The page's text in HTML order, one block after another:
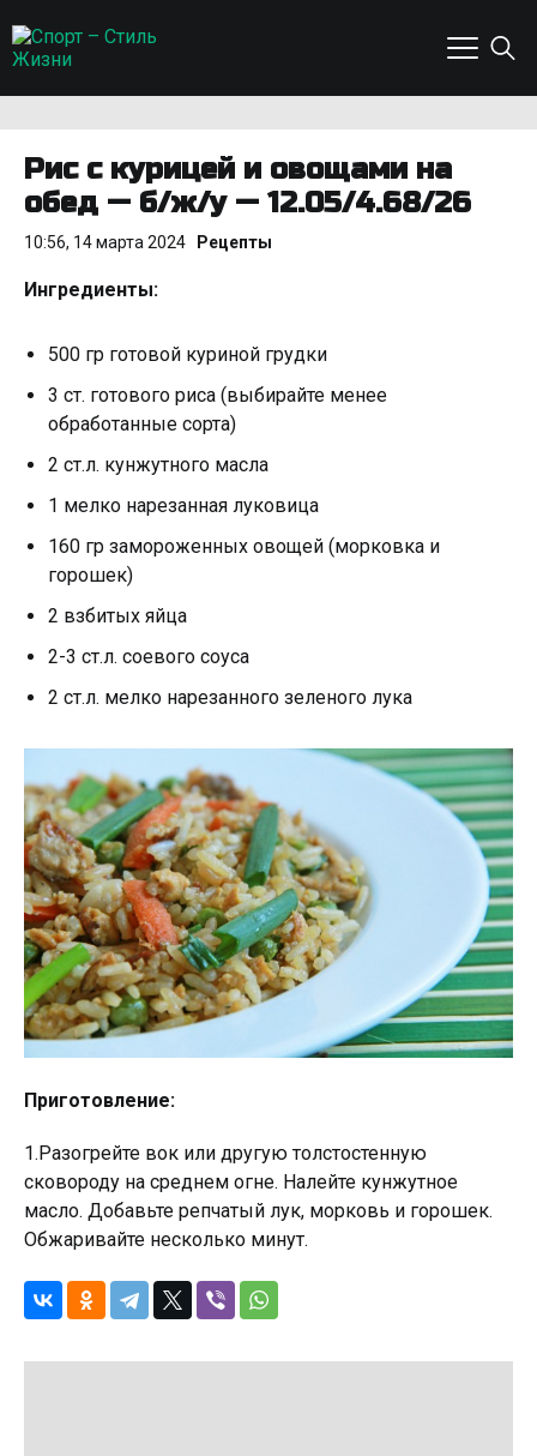
Рис с курицей и овощами на
обед — б/ж/у — 12.05/4.68/26
10:56, 14 марта 2024 Рецепты
Ингредиенты:
500 гр готовой куриной грудки
3 ст. готового риса (выбирайте менее
обработанные сорта)
2 ст.л. кунжутного масла
1 мелко нарезанная луковица
160 гр замороженных овощей (морковка и
горошек)
2 взбитых яйца
2-3 ст.л. соевого соуса
2 ст.л. мелко нарезанного зеленого лука
Приготовление:
1.Разогрейте вок или другую толстостенную
сковороду на среднем огне. Налейте кунжутное
масло. Добавьте репчатый лук, морковь и горошек.
Обжаривайте несколько минут.